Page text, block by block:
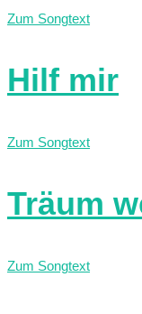
Zum Songtext
Hilf mir
Zum Songtext
Träum
Zum Songtext